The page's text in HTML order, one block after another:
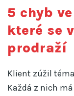
5 chyb
které se
prodraží
Klient zúžil
Každá z nich